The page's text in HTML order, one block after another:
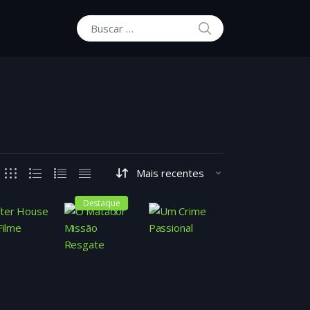
Buscar por:
BUSCAR
Destaque